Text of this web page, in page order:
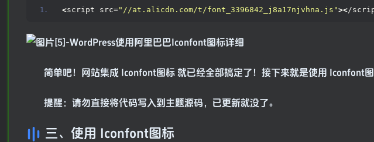
<script src="//at.alicdn.com/t/font_3396842_j8a17njvhna.js"></
简单吧！网站集成 Iconfont图标 就已经全部搞定了！接下来就是使用 Iconfont图
提醒：请勿直接将代码写入到主题源码，已更新就没了。
三、使用 Iconfont图标